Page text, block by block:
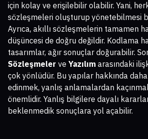
için kolay ve erişilebilir olabilir. Yani,
sözleşmeleri oluşturup yönetebilmesi
Ayrıca, akıllı sözleşmelerin tamamen
düşüncesi de doğru değildir. Kodlama
tasarımlar, ağır sonuçlar doğurabilir.
Sözleşmeler ve Yazılım arasındaki
çok yönlüdür. Bu yapılar hakkında
edinmek, yanlış anlamalardan
önemlidir. Yanlış bilgilere dayalı
beklenmedik sonuçlara yol açabilir.